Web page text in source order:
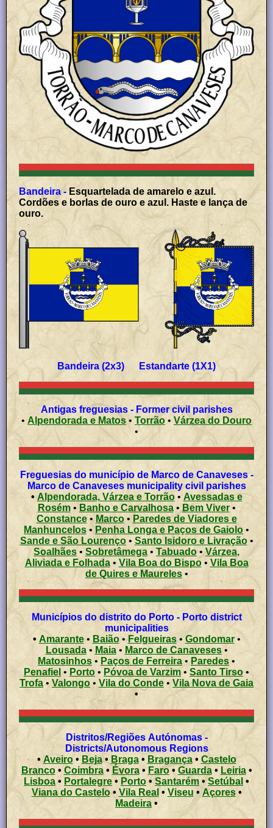
Bandeira - Esquartelada de amarelo e azul.
Cordões e borlas de ouro e azul. Haste e lança de
ouro.
Bandeira (2x3) Estandarte (1X1)
Antigas freguesias - Former civil parishes
• Alpendorada e Matos • Torrão •Várzea do Douro
•
Freguesias do município de Marco de Canaveses -
Marco de Canaveses municipality civil parishes
• Alpendorada, Várzea e Torrão• Avessadas e
Rosém• Banho e Carvalhosa•Bem Viver•
Constance• Marco• Paredes de Viadores e
Manhuncelos • Penha Longa e Paços de Gaiolo •
Sande e São Lourenço• Santo Isidoro e Livração•
Soalhães • Sobretâmega • Tabuado•Várzea,
Aliviada e Folhada• Vila Boa do Bispo• Vila Boa
de Quires e Maureles•
Municípios do distrito do Porto - Porto district
municipalities
• Amarante• Baião•Felgueiras•Gondomar•
Lousada• Maia• Marco de Canaveses•
Matosinhos • Paços de Ferreira • Paredes •
Penafiel • Porto • Póvoa de Varzim • Santo Tirso•
Trofa • Valongo • Vila do Conde • Vila Nova de Gaia
•
Distritos/Regiões Autónomas -
Districts/Autonomous Regions
• Aveiro• Beja• Braga• Bragança• Castelo
Branco•Coimbra• Évora• Faro• Guarda• Leiria•
Lisboa • Portalegre • Porto • Santarém • Setúbal •
Viana do Castelo• Vila Real • Viseu • Açores•
Madeira•